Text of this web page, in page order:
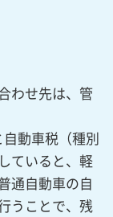
わせ先は、管
動車税（種別
ていると、軽
通自動車の自
うことで、残